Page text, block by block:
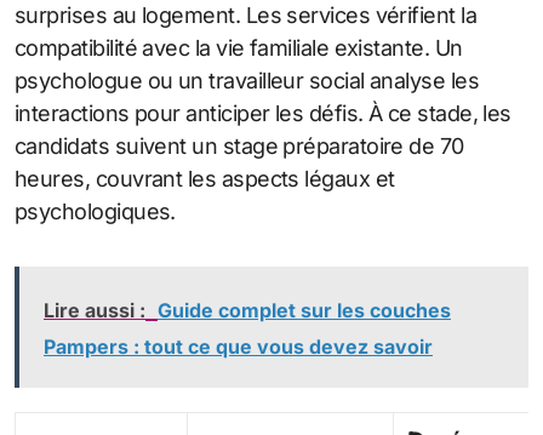
surprises au logement. Les services vérifient la
compatibilité avec la vie familiale existante. Un
psychologue ou un travailleur social analyse les
interactions pour anticiper les défis. À ce stade, les
candidats suivent un stage préparatoire de 70
heures, couvrant les aspects légaux et
psychologiques.
Lire aussi : Guide complet sur les couches
Pampers : tout ce que vous devez savoir